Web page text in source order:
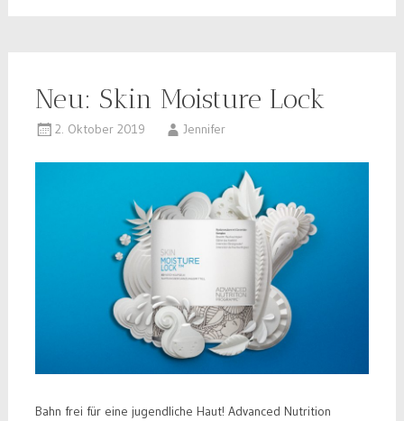
Neu: Skin Moisture Lock
2. Oktober 2019 Jennifer
Bahn frei für eine jugendliche Haut! Advanced Nutrition